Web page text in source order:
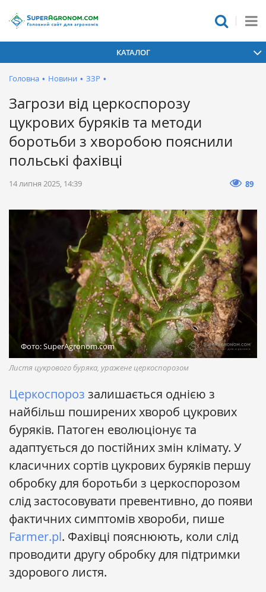
КАТАЛОГ
Головна • Новини • ЗЗР •
Загрози від церкоспорозу
цукрових буряків та методи
боротьби з хворобою пояснили
польські фахівці
14 липня 2025, 14:39 89
Фото: SuperAgronom.com
Листя цукрового буряка, уражене церкоспорозом
Церкоспороз залишається однією з
найбільш поширених хвороб цукрових
буряків. Патоген еволюціонує та
адаптується до постійних змін клімату. У
класичних сортів цукрових буряків першу
обробку для боротьби з церкоспорозом
слід застосовувати превентивно, до появи
фактичних симптомів хвороби, пише
Farmer.pl. Фахівці пояснюють, коли слід
проводити другу обробку для підтримки
здорового листя.